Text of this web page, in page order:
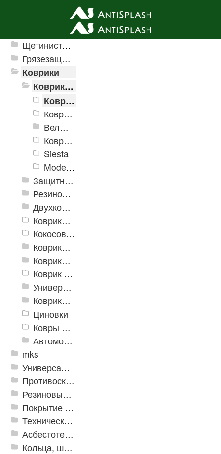
Ячеистые грязезащитные покрытия
Щетинистые покрытия
Грязезащитные, влаговпитывающие покрытия
Коврики
Коврики влаговпитывающие
Коврики влаговпитывающие Velur
Коврики влаговпитывающие "Hall"
Велюровые дорожки
Коврики Принтованные
Siesta
Modemo
Защитные коврики и лотки
Резиновые коврики
Двухкомпонентные коврики
Коврики на пенорезине
Кокосовые коврики
Коврики для ванн
Коврики и дорожки пористые (Лапша)
Коврик флокированный
Универсальные коврики
Коврики хлопковые
Циновки
Ковры для детской
Автомобильные коврики
mks
Универсальные модульные покрытия
Противоскользящая защита для лестниц, профили, ленты
Резиновые и ПВХ дорожки
Покрытие из резиновой крошки
Техническая резина
Асбестотехнические и теплоизоляционные материалы
Кольца, шайбы, манжеты